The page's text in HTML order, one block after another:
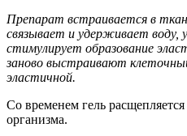
Препарат встраивается в
связывает и удерживает воду,
стимулирует образование
заново выстраивают
эластичной.
Со временем гель
организма.